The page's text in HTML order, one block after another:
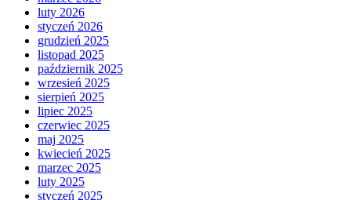
luty 2026
styczeń 2026
grudzień 2025
listopad 2025
październik 2025
wrzesień 2025
sierpień 2025
lipiec 2025
czerwiec 2025
maj 2025
kwiecień 2025
marzec 2025
luty 2025
styczeń 2025